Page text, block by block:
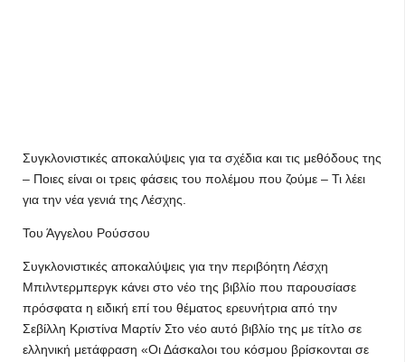
Συγκλονιστικές αποκαλύψεις για τα σχέδια και τις μεθόδους της
– Ποιες είναι οι τρεις φάσεις του πολέμου που ζούμε – Τι λέει
για την νέα γενιά της Λέσχης.
Του Άγγελου Ρούσσου
Συγκλονιστικές αποκαλύψεις για την περιβόητη Λέσχη
Μπιλντερμπεργκ κάνει στο νέο της βιβλίο που παρουσίασε
πρόσφατα η ειδική επί του θέματος ερευνήτρια από την
Σεβίλλη Κριστίνα Μαρτίν Στο νέο αυτό βιβλίο της με τίτλο σε
ελληνική μετάφραση «Οι Δάσκαλοι του κόσμου βρίσκονται σε